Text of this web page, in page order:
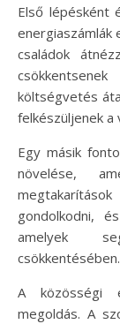
Első lépésként
energiaszámlák
családok
költségvetés
felkészüljenek a
Egy másik
növelése,
gondolkodni,
amelyek
csökkentésében.
A közösségi
megoldás. A